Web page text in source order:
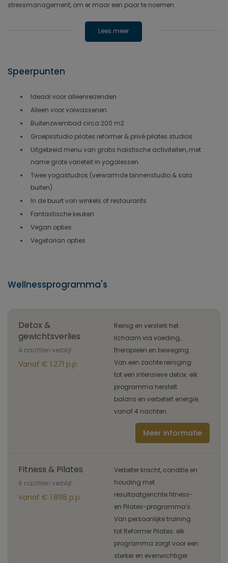
stressmanagement, om er maar een paar te noemen.
Lees meer
Speerpunten
Ideaal voor alleenreizenden
Alleen voor volwassenen
Buitenzwembad circa 200 m2
Groepsstudio pilates reformer & privé pilates studios
Uitgebreid menu van gratis holistische activiteiten, met
name grote varieteit in yogalessen
Twee yogastudios (verwarmde binnenstudio & sala
buiten)
In de buurt van winkels of restaurants
Fantastische keuken
Vegan opties
Vegetarian opties
Wellnessprogramma's
Detox &
gewichtsverlies
4 nachten verblijf
Vanaf € 1.271 p.p.
Reinig en versterk het
lichaam via voeding,
therapieën en beweging.
Van een zachte reiniging
tot een intensieve detox: elk
programma herstelt
balans en verbetert energie,
vanaf 4 nachten.
Meer informatie
Fitness & Pilates
6 nachten verblijf
Vanaf € 1.898 p.p.
Verbeter kracht, conditie en
houding met
resultaatgerichte fitness-
en Pilates-programma's.
Van persoonlijke training
tot Reformer Pilates: elk
programma zorgt voor een
sterker en evenwichtiger